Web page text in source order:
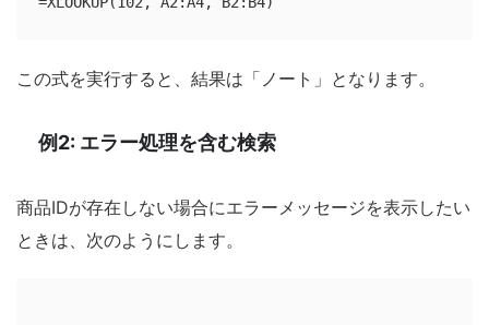
この式を実行すると、結果は「ノート」となります。
例2: エラー処理を含む検索
商品IDが存在しない場合にエラーメッセージを表示したい
ときは、次のようにします。